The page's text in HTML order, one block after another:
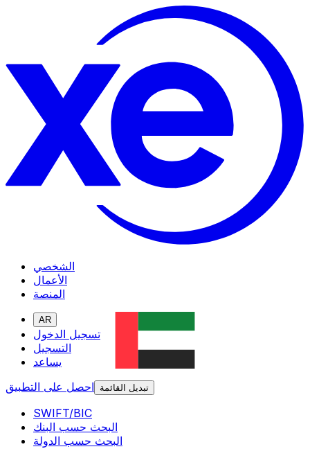
الشخصي
الأعمال
المنصة
AR
تسجيل الدخول
التسجيل
يساعد
احصل على التطبيق
تبديل القائمة
SWIFT/BIC
البحث حسب البنك
البحث حسب الدولة